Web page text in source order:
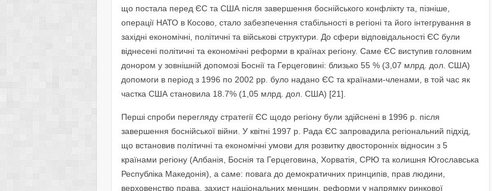
що постала перед ЄС та США після завершення боснійського конфлікту та, пізніше,
операції НАТО в Косово, стало забезпечення стабільності в регіоні та його інтегрування в
західні економічні, політичні та військові структури. До сфери відповідальності ЄС були
віднесені політичні та економічні реформи в країнах регіону. Саме ЄС виступив головним
донором у зовнішній допомозі Боснії та Герцеговині: близько 55 % (3,07 млрд. дол. США)
допомоги в період з 1996 по 2002 рр. було надано ЄС та країнами-членами, в той час як
частка США становила 18.7% (1,05 млрд. дол. США) [21].
Перші спроби перегляду стратегії ЄС щодо регіону були здійснені в 1996 р. після
завершення боснійської війни. У квітні 1997 р. Рада ЄС запровадила регіональний підхід,
що встановив політичні та економічні умови для розвитку двосторонніх відносин з 5
країнами регіону (Албанія, Боснія та Герцеговина, Хорватія, СРЮ та колишня Югославська
Республіка Македонія), а саме: повага до демократичних принципів, прав людини,
верховенство права, захист національних меншин, реформи у напрямку ринкової